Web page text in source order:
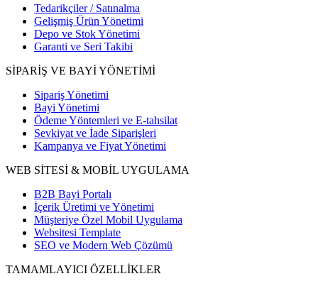
Tedarikçiler / Satınalma
Gelişmiş Ürün Yönetimi
Depo ve Stok Yönetimi
Garanti ve Seri Takibi
SİPARİŞ VE BAYİ YÖNETİMİ
Sipariş Yönetimi
Bayi Yönetimi
Ödeme Yöntemleri ve E-tahsilat
Sevkiyat ve İade Siparişleri
Kampanya ve Fiyat Yönetimi
WEB SİTESİ & MOBİL UYGULAMA
B2B Bayi Portalı
İçerik Üretimi ve Yönetimi
Müşteriye Özel Mobil Uygulama
Websitesi Template
SEO ve Modern Web Çözümü
TAMAMLAYICI ÖZELLİKLER